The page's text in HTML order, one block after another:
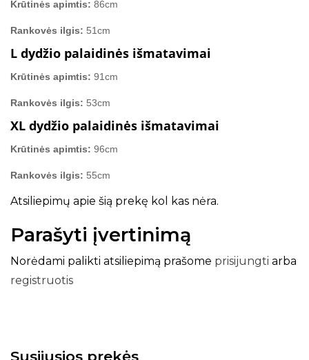
Krūtinės apimtis: 86cm
Rankovės ilgis: 51cm
L dydžio palaidinės išmatavimai
Krūtinės apimtis: 91cm
Rankovės ilgis: 53cm
XL dydžio palaidinės išmatavimai
Krūtinės apimtis: 96cm
Rankovės ilgis: 55cm
Atsiliepimų apie šią prekę kol kas nėra.
Parašyti įvertinimą
Norėdami palikti atsiliepimą prašome prisijungti arba
registruotis
Susijusios prekės